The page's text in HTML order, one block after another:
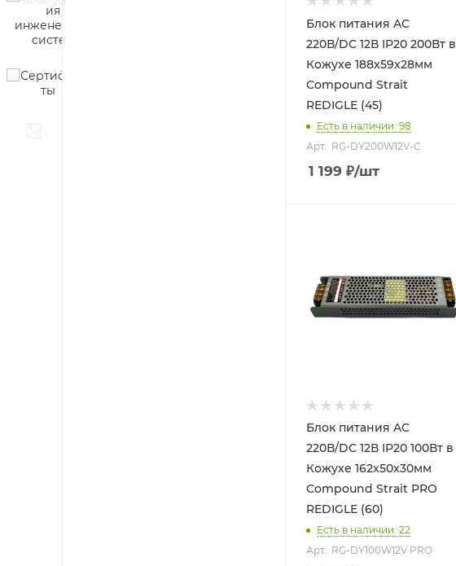
Блок питания AC
220В/DC 12В IP20 200Вт в
Кожухе 188x59x28мм
Compound Strait
REDIGLE (45)
Есть в наличии: 98
Арт.: RG-DY200W12V-C
1 199 ₽/шт
Блок питания AC
220В/DC 12В IP20 100Вт в
Кожухе 162x50x30мм
Compound Strait PRO
REDIGLE (60)
Есть в наличии: 22
Арт.: RG-DY100W12V PRO